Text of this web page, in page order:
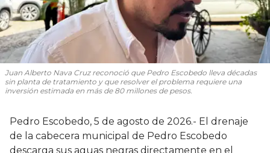
Juan Alberto Nava Cruz reconoció que Pedro Escobedo lleva décadas
sin planta de tratamiento y que resolver el problema requiere una
inversión estimada en más de 80 millones de pesos.
Pedro Escobedo, 5 de agosto de 2026.- El drenaje
de la cabecera municipal de Pedro Escobedo
descarga sus aguas negras directamente en el